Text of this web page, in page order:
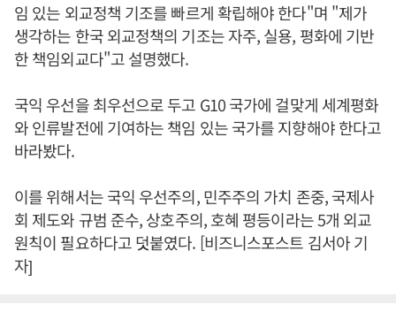
임 있는 외교정책 기조를 빠르게 확립해야 한다"며 "제가
생각하는 한국 외교정책의 기조는 자주, 실용, 평화에 기반
한 책임외교다"고 설명했다.
국익 우선을 최우선으로 두고 G10 국가에 걸맞게 세계평화
와 인류발전에 기여하는 책임 있는 국가를 지향해야 한다고
바라봤다.
이를 위해서는 국익 우선주의, 민주주의 가치 존중, 국제사
회 제도와 규범 준수, 상호주의, 호혜 평등이라는 5개 외교
원칙이 필요하다고 덧붙였다. [비즈니스포스트 김서아 기
자]